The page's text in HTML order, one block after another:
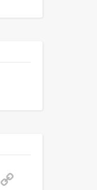
Messenger